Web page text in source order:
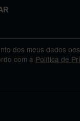
dos meus dados
com a Política de